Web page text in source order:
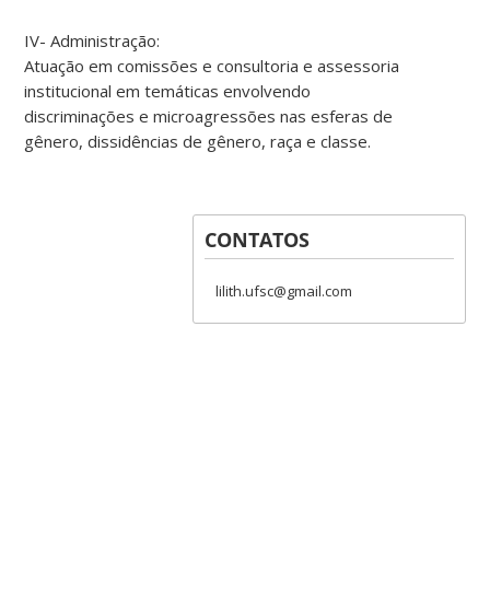
IV- Administração:
Atuação em comissões e consultoria e assessoria
institucional em temáticas envolvendo
discriminações e microagressões nas esferas de
gênero, dissidências de gênero, raça e classe.
CONTATOS
lilith.ufsc@gmail.com